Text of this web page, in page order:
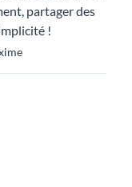
partager des
!